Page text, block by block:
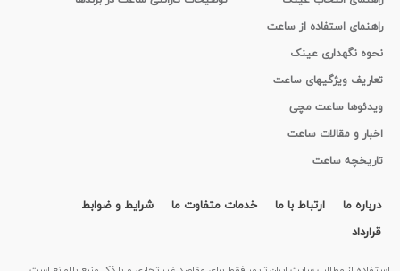
راهنمای استفاده از ساعت
نحوه نگهداری عینک
تعاریف ویژگیهای ساعت
ویدئوها ساعت مچی
اخبار و مقالات ساعت
تاریخچه ساعت
درباره ما ارتباط با ما خدمات متفاوت ما
شرایط و ضوابط
قرارداد